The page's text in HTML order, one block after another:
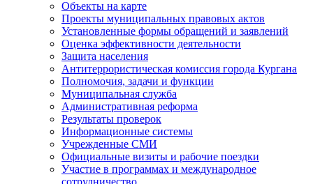
Объекты на карте
Проекты муниципальных правовых актов
Установленные формы обращений и заявлений
Оценка эффективности деятельности
Защита населения
Антитеррористическая комиссия города Кургана
Полномочия, задачи и функции
Муниципальная служба
Административная реформа
Результаты проверок
Информационные системы
Учрежденные СМИ
Официальные визиты и рабочие поездки
Участие в программах и международное
сотрудничество